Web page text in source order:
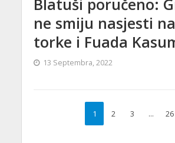
Blatuši poručeno:
ne smiju nasjesti
torke i Fuada
13 Septembra, 2022
1 2 3 … 26